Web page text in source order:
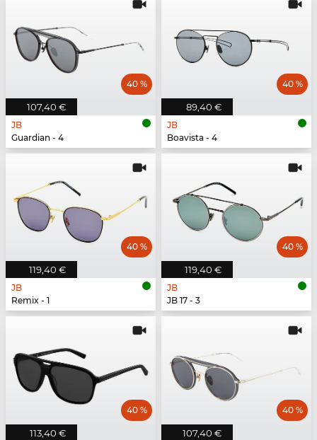
107,40 €
40 %
JB
Guardian - 4
89,40 €
40 %
JB
Boavista - 4
119,40 €
40 %
JB
Remix - 1
119,40 €
40 %
JB
JB 17 - 3
113,40 €
40 %
107,40 €
40 %